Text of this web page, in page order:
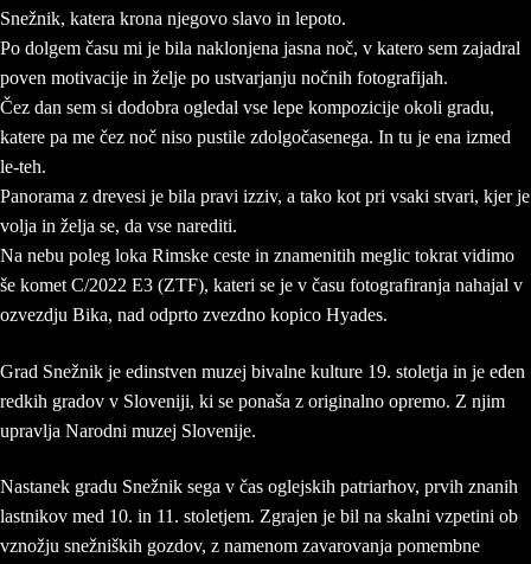
Snežnik, katera krona njegovo slavo in lepoto.
Po dolgem času mi je bila naklonjena jasna noč, v katero sem zajadral
poven motivacije in želje po ustvarjanju nočnih fotografijah.
Čez dan sem si dodobra ogledal vse lepe kompozicije okoli gradu,
katere pa me čez noč niso pustile zdolgočasenega. In tu je ena izmed
le-teh.
Panorama z drevesi je bila pravi izziv, a tako kot pri vsaki stvari, kjer je
volja in želja se, da vse narediti.
Na nebu poleg loka Rimske ceste in znamenitih meglic tokrat vidimo
še komet C/2022 E3 (ZTF), kateri se je v času fotografiranja nahajal v
ozvezdju Bika, nad odprto zvezdno kopico Hyades.
Grad Snežnik je edinstven muzej bivalne kulture 19. stoletja in je eden
redkih gradov v Sloveniji, ki se ponaša z originalno opremo. Z njim
upravlja Narodni muzej Slovenije.
Nastanek gradu Snežnik sega v čas oglejskih patriarhov, prvih znanih
lastnikov med 10. in 11. stoletjem. Zgrajen je bil na skalni vzpetini ob
vznožju snežniških gozdov, z namenom zavarovanja pomembne